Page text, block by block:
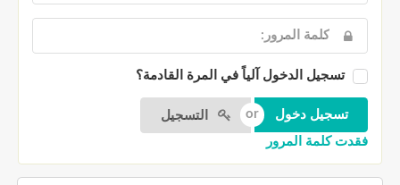
تسجيل الدخول آلياً في المرة القادمة؟
التسجيل
فقدت كلمة المرور